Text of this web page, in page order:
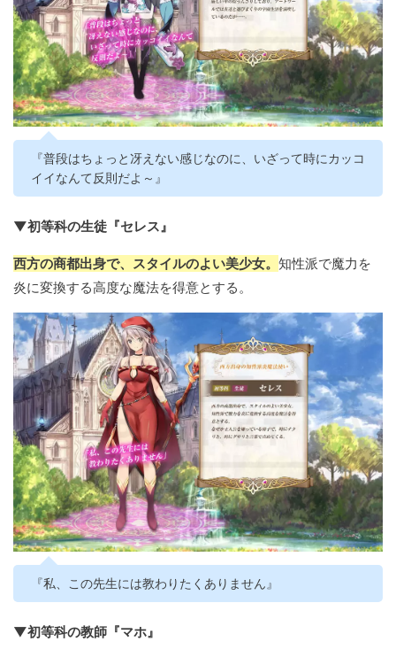
『普段はちょっと冴えない感じなのに、いざって時にカッコ
イイなんて反則だよ～』
▼初等科の生徒『セレス』
西方の商都出身で、スタイルのよい美少女。 知性派で魔力を
炎に変換する高度な魔法を得意とする。
『私、この先生には教わりたくありません』
▼初等科の教師『マホ』